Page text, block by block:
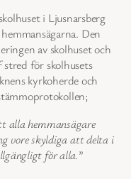
i Ljusnarsberg
Den
av skolhuset och
stred för skolhusets
kyrkoherde och
alla hemmansägare
vore skyldiga att delta i
för alla.”